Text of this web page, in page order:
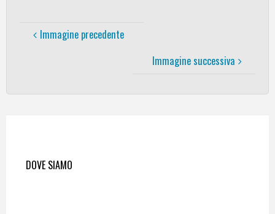
Immagine precedente
Immagine successiva
DOVE SIAMO